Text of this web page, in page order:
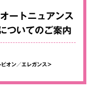
ートニュアンス
ついてのご案内
オン／エレガンス＞